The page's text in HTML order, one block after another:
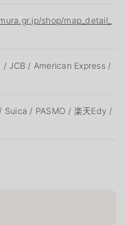
shop/map_detail_
JCB / American Express /
Suica / PASMO / 楽天Edy /